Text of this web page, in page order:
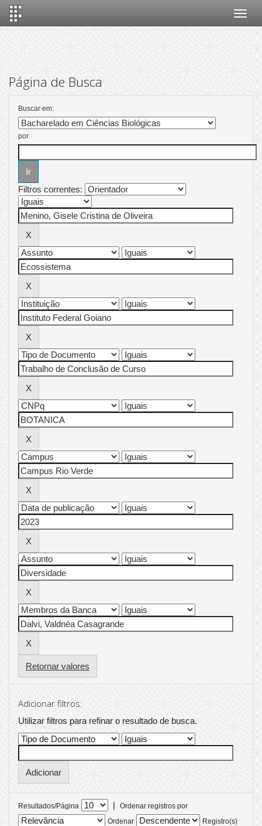
Página de Busca
Buscar em:
por
Filtros correntes:
Retornar valores
Adicionar filtros:
Utilizar filtros para refinar o resultado de busca.
Resultados/Página |
Ordenar registros por
Ordenar
Registro(s)